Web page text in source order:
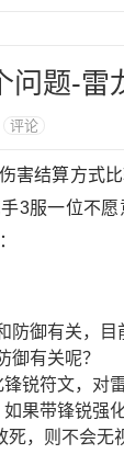
问题-雷
评论
害结算方式
3服一位不
防御有关，
御有关呢？
锐符文，对
果带锋锐强
，则不会无